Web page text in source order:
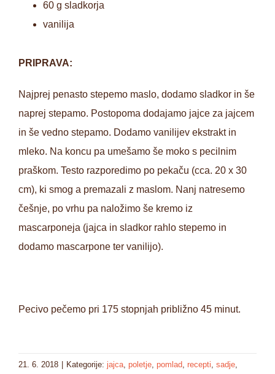
60 g sladkorja
vanilija
PRIPRAVA:
Najprej penasto stepemo maslo, dodamo sladkor in še
naprej stepamo. Postopoma dodajamo jajce za jajcem
in še vedno stepamo. Dodamo vanilijev ekstrakt in
mleko. Na koncu pa umešamo še moko s pecilnim
praškom. Testo razporedimo po pekaču (cca. 20 x 30
cm), ki smog a premazali z maslom. Nanj natresemo
češnje, po vrhu pa naložimo še kremo iz
mascarponeja (jajca in sladkor rahlo stepemo in
dodamo mascarpone ter vanilijo).
Pecivo pečemo pri 175 stopnjah približno 45 minut.
21. 6. 2018 | Kategorije: jajca poletje pomlad recepti sadje